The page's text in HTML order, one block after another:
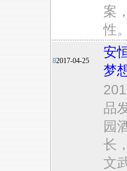
案
性
82017-04-25
安
梦
品
园
长
文